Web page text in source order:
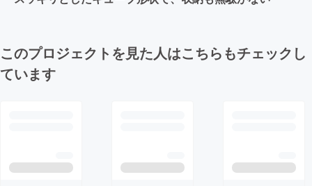
このプロジェクトを見た人はこちらもチェックし
ています